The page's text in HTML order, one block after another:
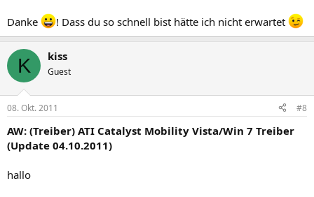
Danke ! Dass du so schnell bist hätte ich nicht erwartet
K kiss
Guest
08. Okt. 2011 #8
AW: (Treiber) ATI Catalyst Mobility Vista/Win 7 Treiber
(Update 04.10.2011)
hallo